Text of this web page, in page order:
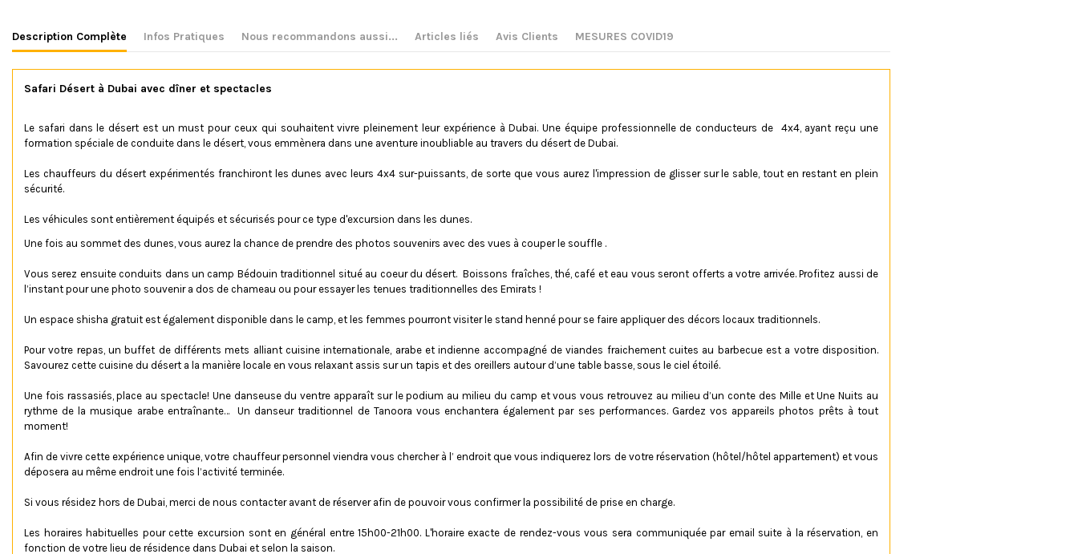
Description Complète Infos Pratiques Nous recommandons aussi... Articles liés Avis Clients MESURES COVID19
Safari Désert à Dubai avec dîner et spectacles
Le safari dans le désert est un must pour ceux qui souhaitent vivre pleinement leur expérience à Dubai. Une équipe professionnelle de conducteurs de 4x4, ayant reçu une
formation spéciale de conduite dans le désert, vous emmènera dans une aventure inoubliable au travers du désert de Dubai.
Les chauffeurs du désert expérimentés franchiront les dunes avec leurs 4x4 sur-puissants, de sorte que vous aurez l'impression de glisser sur le sable, tout en restant en plein
sécurité.
Les véhicules sont entièrement équipés et sécurisés pour ce type d'excursion dans les dunes.
Une fois au sommet des dunes, vous aurez la chance de prendre des photos souvenirs avec des vues à couper le souffle .
Vous serez ensuite conduits dans un camp Bédouin traditionnel situé au coeur du désert. Boissons fraîches, thé, café et eau vous seront offerts a votre arrivée. Profitez aussi de
l’instant pour une photo souvenir a dos de chameau ou pour essayer les tenues traditionnelles des Emirats !
Un espace shisha gratuit est également disponible dans le camp, et les femmes pourront visiter le stand henné pour se faire appliquer des décors locaux traditionnels.
Pour votre repas, un buffet de différents mets alliant cuisine internationale, arabe et indienne accompagné de viandes fraichement cuites au barbecue est a votre disposition.
Savourez cette cuisine du désert a la manière locale en vous relaxant assis sur un tapis et des oreillers autour d’une table basse, sous le ciel étoilé.
Une fois rassasiés, place au spectacle! Une danseuse du ventre apparaît sur le podium au milieu du camp et vous vous retrouvez au milieu d’un conte des Mille et Une Nuits au
rythme de la musique arabe entraînante… Un danseur traditionnel de Tanoora vous enchantera également par ses performances. Gardez vos appareils photos prêts à tout
moment!
Afin de vivre cette expérience unique, votre chauffeur personnel viendra vous chercher à l’ endroit que vous indiquerez lors de votre réservation (hôtel/hôtel appartement) et vous
déposera au même endroit une fois l’activité terminée.
Si vous résidez hors de Dubai, merci de nous contacter avant de réserver afin de pouvoir vous confirmer la possibilité de prise en charge.
Les horaires habituelles pour cette excursion sont en général entre 15h00-21h00. L'horaire exacte de rendez-vous vous sera communiquée par email suite à la réservation, en
fonction de votre lieu de résidence dans Dubai et selon la saison.